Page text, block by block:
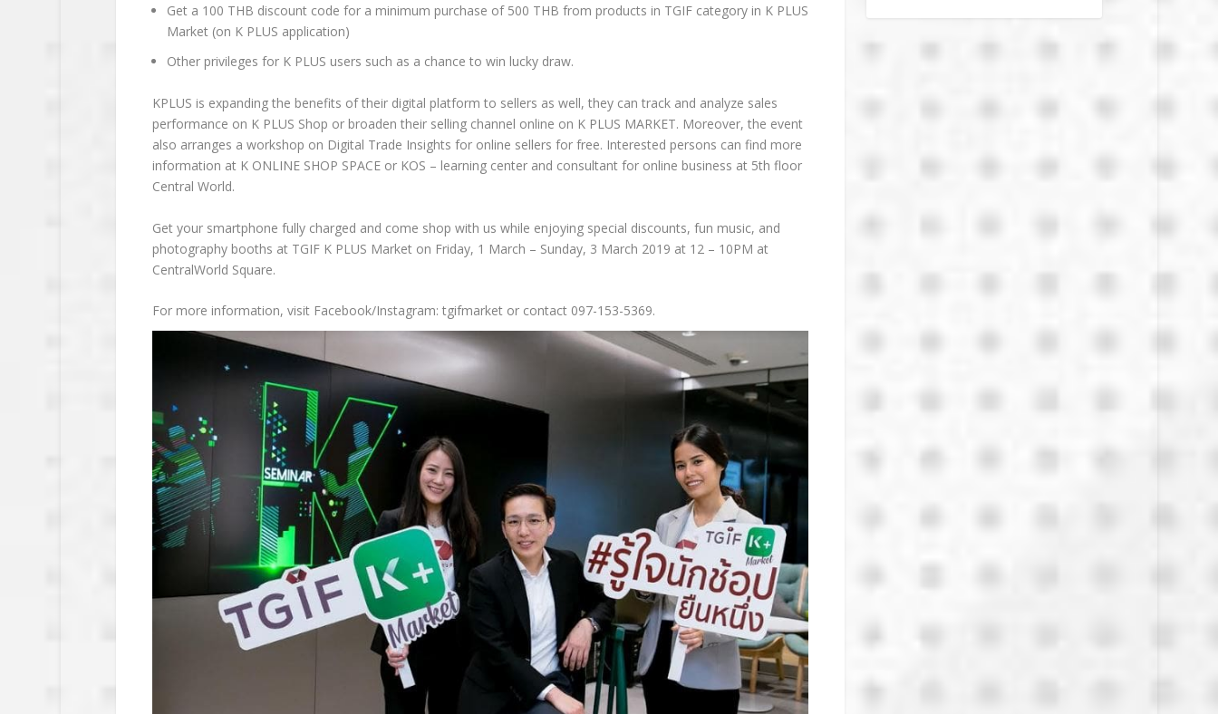
Get a 100 THB discount code for a minimum purchase of 500 THB from products in TGIF category in K PLUS
Market (on K PLUS application)
Other privileges for K PLUS users such as a chance to win lucky draw.
KPLUS is expanding the benefits of their digital platform to sellers as well, they can track and analyze sales
performance on K PLUS Shop or broaden their selling channel online on K PLUS MARKET. Moreover, the event
also arranges a workshop on Digital Trade Insights for online sellers for free. Interested persons can find more
information at K ONLINE SHOP SPACE or KOS – learning center and consultant for online business at 5th floor
Central World.
Get your smartphone fully charged and come shop with us while enjoying special discounts, fun music, and
photography booths at TGIF K PLUS Market on Friday, 1 March – Sunday, 3 March 2019 at 12 – 10PM at
CentralWorld Square.
For more information, visit Facebook/Instagram: tgifmarket or contact 097-153-5369.